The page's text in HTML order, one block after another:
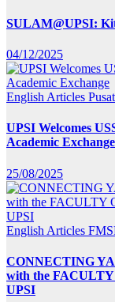
SULAM@UPSI:
04/12/2025
English Articles
UPSI Welcomes
Academic Exchange
25/08/2025
English Articles
CONNECTING
with the
UPSI